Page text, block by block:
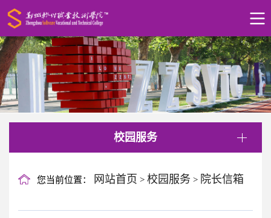
校园服务
您当前位置： 网站首页 > 校园服务 > 院长信箱